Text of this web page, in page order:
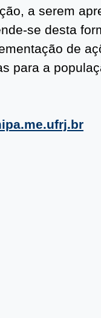
a serem
se desta
de
para a